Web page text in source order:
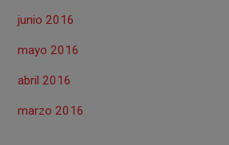
junio 2016
mayo 2016
abril 2016
marzo 2016